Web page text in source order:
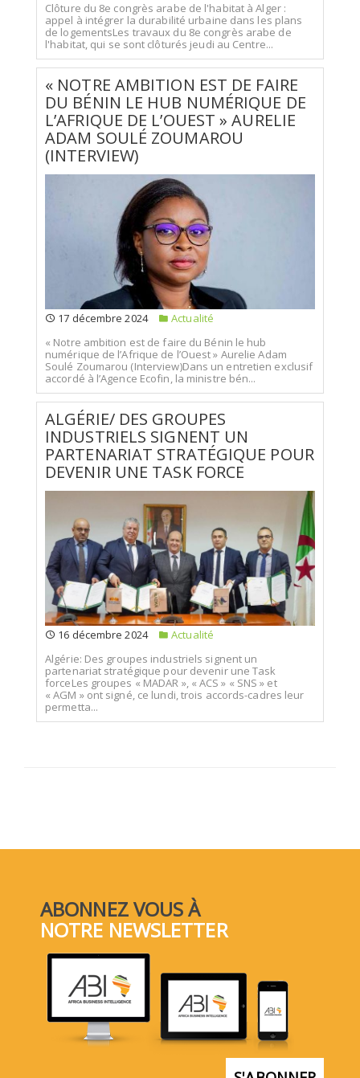
Clôture du 8e congrès arabe de l'habitat à Alger :
appel à intégrer la durabilité urbaine dans les plans
de logementsLes travaux du 8e congrès arabe de
l'habitat, qui se sont clôturés jeudi au Centre...
« NOTRE AMBITION EST DE FAIRE
DU BÉNIN LE HUB NUMÉRIQUE DE
L’AFRIQUE DE L’OUEST » AURELIE
ADAM SOULÉ ZOUMAROU
(INTERVIEW)
17 décembre 2024
Actualité
« Notre ambition est de faire du Bénin le hub
numérique de l’Afrique de l’Ouest » Aurelie Adam
Soulé Zoumarou (Interview)Dans un entretien exclusif
accordé à l’Agence Ecofin, la ministre bén...
ALGÉRIE/ DES GROUPES
INDUSTRIELS SIGNENT UN
PARTENARIAT STRATÉGIQUE POUR
DEVENIR UNE TASK FORCE
16 décembre 2024
Actualité
Algérie: Des groupes industriels signent un
partenariat stratégique pour devenir une Task
forceLes groupes « MADAR », « ACS » « SNS » et
« AGM » ont signé, ce lundi, trois accords-cadres leur
permetta...
ABONNEZ VOUS À
NOTRE NEWSLETTER